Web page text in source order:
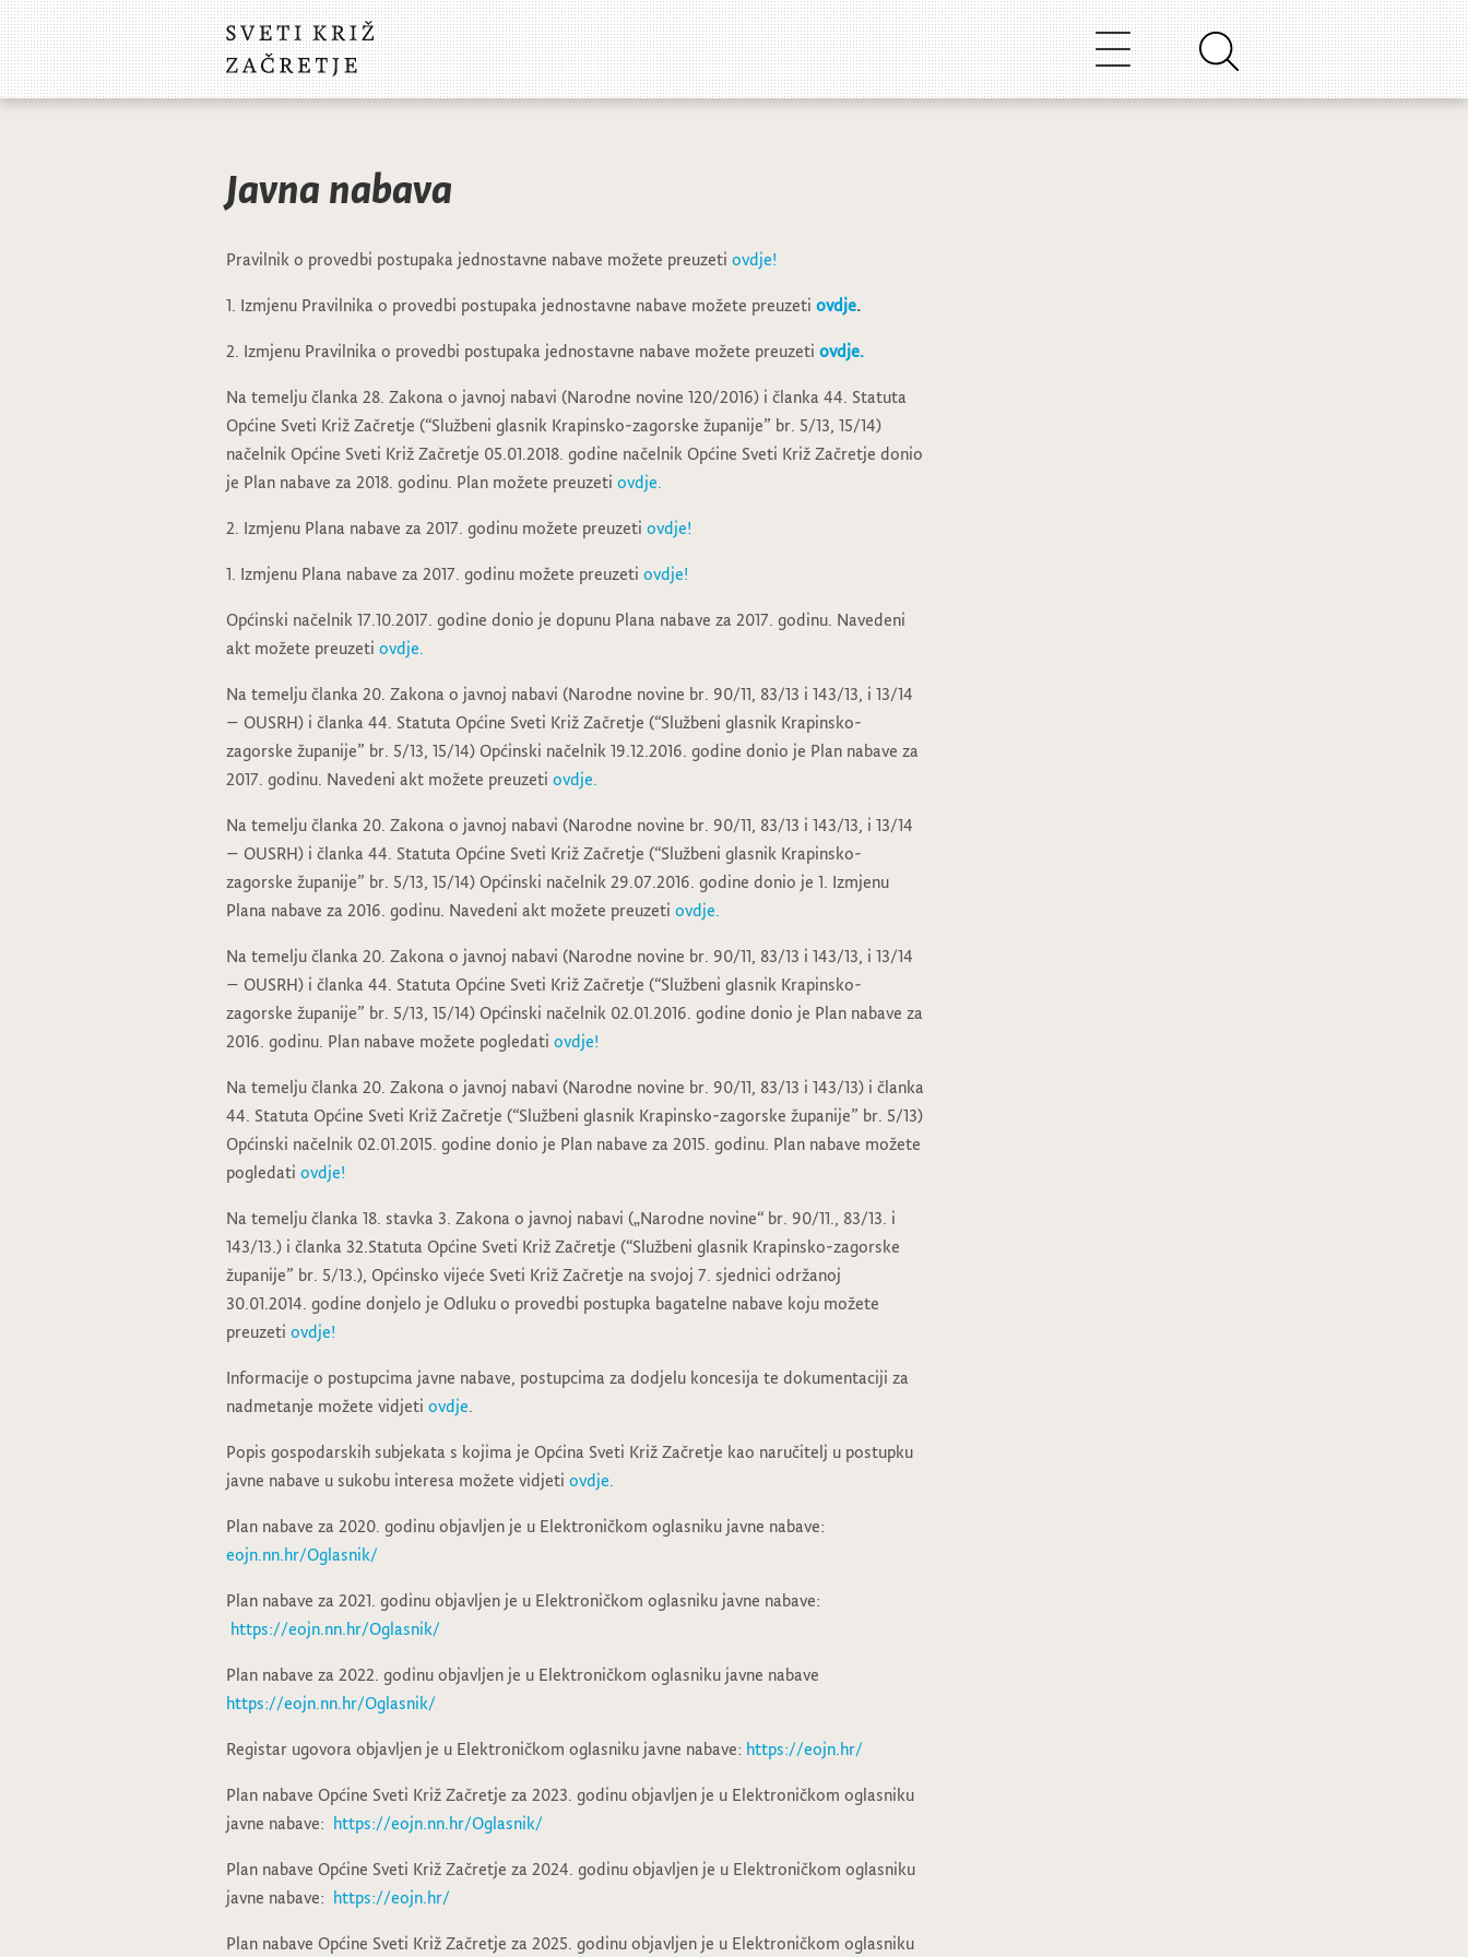
Javna nabava
Pravilnik o provedbi postupaka jednostavne nabave možete preuzeti ovdje!
1. Izmjenu Pravilnika o provedbi postupaka jednostavne nabave možete preuzeti ovdje.
2. Izmjenu Pravilnika o provedbi postupaka jednostavne nabave možete preuzeti ovdje.
Na temelju članka 28. Zakona o javnoj nabavi (Narodne novine 120/2016) i članka 44. Statuta
Općine Sveti Križ Začretje (“Službeni glasnik Krapinsko-zagorske županije” br. 5/13, 15/14)
načelnik Općine Sveti Križ Začretje 05.01.2018. godine načelnik Općine Sveti Križ Začretje donio
je Plan nabave za 2018. godinu. Plan možete preuzeti ovdje.
2. Izmjenu Plana nabave za 2017. godinu možete preuzeti ovdje!
1. Izmjenu Plana nabave za 2017. godinu možete preuzeti ovdje!
Općinski načelnik 17.10.2017. godine donio je dopunu Plana nabave za 2017. godinu. Navedeni
akt možete preuzeti ovdje.
Na temelju članka 20. Zakona o javnoj nabavi (Narodne novine br. 90/11, 83/13 i 143/13, i 13/14
– OUSRH) i članka 44. Statuta Općine Sveti Križ Začretje (“Službeni glasnik Krapinsko-
zagorske županije” br. 5/13, 15/14) Općinski načelnik 19.12.2016. godine donio je Plan nabave za
2017. godinu. Navedeni akt možete preuzeti ovdje.
Na temelju članka 20. Zakona o javnoj nabavi (Narodne novine br. 90/11, 83/13 i 143/13, i 13/14
– OUSRH) i članka 44. Statuta Općine Sveti Križ Začretje (“Službeni glasnik Krapinsko-
zagorske županije” br. 5/13, 15/14) Općinski načelnik 29.07.2016. godine donio je 1. Izmjenu
Plana nabave za 2016. godinu. Navedeni akt možete preuzeti ovdje.
Na temelju članka 20. Zakona o javnoj nabavi (Narodne novine br. 90/11, 83/13 i 143/13, i 13/14
– OUSRH) i članka 44. Statuta Općine Sveti Križ Začretje (“Službeni glasnik Krapinsko-
zagorske županije” br. 5/13, 15/14) Općinski načelnik 02.01.2016. godine donio je Plan nabave za
2016. godinu. Plan nabave možete pogledati ovdje!
Na temelju članka 20. Zakona o javnoj nabavi (Narodne novine br. 90/11, 83/13 i 143/13) i članka
44. Statuta Općine Sveti Križ Začretje (“Službeni glasnik Krapinsko-zagorske županije” br. 5/13)
Općinski načelnik 02.01.2015. godine donio je Plan nabave za 2015. godinu. Plan nabave možete
pogledati ovdje!
Na temelju članka 18. stavka 3. Zakona o javnoj nabavi („Narodne novine“ br. 90/11., 83/13. i
143/13.) i članka 32.Statuta Općine Sveti Križ Začretje (“Službeni glasnik Krapinsko-zagorske
županije” br. 5/13.), Općinsko vijeće Sveti Križ Začretje na svojoj 7. sjednici održanoj
30.01.2014. godine donjelo je Odluku o provedbi postupka bagatelne nabave koju možete
preuzeti ovdje!
Informacije o postupcima javne nabave, postupcima za dodjelu koncesija te dokumentaciji za
nadmetanje možete vidjeti ovdje.
Popis gospodarskih subjekata s kojima je Općina Sveti Križ Začretje kao naručitelj u postupku
javne nabave u sukobu interesa možete vidjeti ovdje.
Plan nabave za 2020. godinu objavljen je u Elektroničkom oglasniku javne nabave:
eojn.nn.hr/Oglasnik/
Plan nabave za 2021. godinu objavljen je u Elektroničkom oglasniku javne nabave:
https://eojn.nn.hr/Oglasnik/
Plan nabave za 2022. godinu objavljen je u Elektroničkom oglasniku javne nabave
https://eojn.nn.hr/Oglasnik/
Registar ugovora objavljen je u Elektroničkom oglasniku javne nabave: https://eojn.hr/
Plan nabave Općine Sveti Križ Začretje za 2023. godinu objavljen je u Elektroničkom oglasniku
javne nabave: https://eojn.nn.hr/Oglasnik/
Plan nabave Općine Sveti Križ Začretje za 2024. godinu objavljen je u Elektroničkom oglasniku
javne nabave: https://eojn.hr/
Plan nabave Općine Sveti Križ Začretje za 2025. godinu objavljen je u Elektroničkom oglasniku